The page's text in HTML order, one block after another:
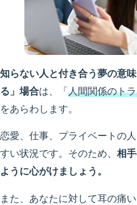
知らない人と付き合う夢の意
る」場合は、「人間関係のト
をあらわします。
恋愛、仕事、プライベートの
すい状況です。そのため、 相
ように心がけましょう。
また、あなたに対して耳の痛